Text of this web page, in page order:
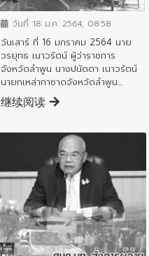
วันที่ 18 ม.ค. 2564, 08:58
วันเสาร์ ที่ 16 มกราคม 2564 นาย
วรยุทธ เนาวรัตน์ ผู้ว่าราชการ
จังหวัดลำพูน นางปนัดดา เนาวรัตน์
นายกเหล่ากาชาดจังหวัดลำพูน...
继续阅读